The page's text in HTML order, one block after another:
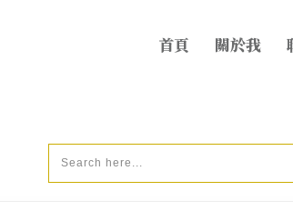
首頁 關於我